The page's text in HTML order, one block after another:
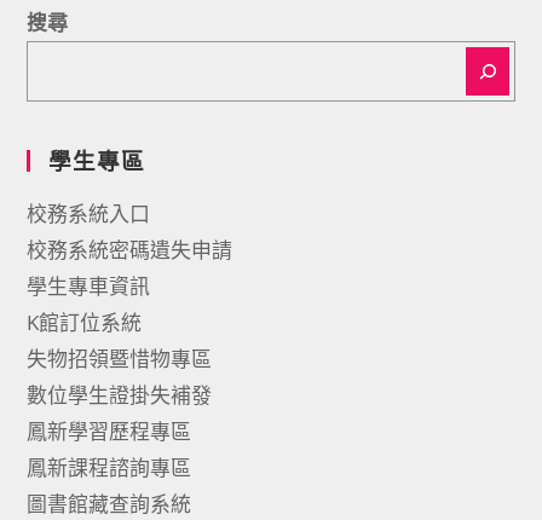
搜尋
學生專區
校務系統入口
校務系統密碼遺失申請
學生專車資訊
K館訂位系統
失物招領暨惜物專區
數位學生證掛失補發
鳳新學習歷程專區
鳳新課程諮詢專區
圖書館藏查詢系統